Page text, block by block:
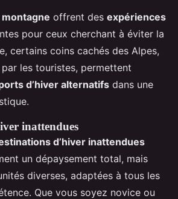
offrent des expériences
pour ceux cherchant à éviter la
certains coins cachés des Alpes,
les touristes, permettent
d’hiver alternatifs dans une
inattendues
d’hiver inattendues
un dépaysement total, mais
diverses, adaptées à tous les
Que vous soyez novice ou